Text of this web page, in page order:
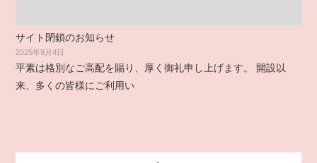
サイト閉鎖のお知らせ
2025年9月4日
平素は格別なご高配を賜り、厚く御礼申し上げます。 開設以
来、多くの皆様にご利用い